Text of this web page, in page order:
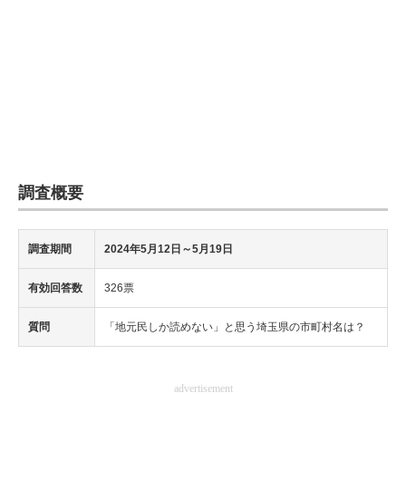
調査概要
調査期間 2024年5月12日～5月19日
有効回答数 326票
質問 「地元民しか読めない」と思う埼玉県の市町村名は？
advertisement